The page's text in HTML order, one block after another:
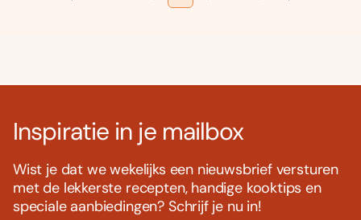
Inspiratie in je mailbox
Wist je dat we wekelijks een nieuwsbrief versturen
met de lekkerste recepten, handige kooktips en
speciale aanbiedingen? Schrijf je nu in!